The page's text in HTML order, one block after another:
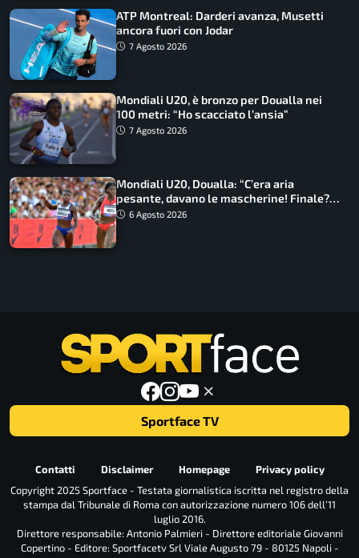
ATP Montreal: Darderi avanza, Musetti
ancora fuori con Jodar
7 Agosto 2026
Mondiali U20, è bronzo per Doualla nei
100 metri: “Ho scacciato l’ansia”
7 Agosto 2026
Mondiali U20, Doualla: “C’era aria
pesante, davano le mascherine! Finale?
Non ho nulla da perdere”
6 Agosto 2026
Sportface TV
Contatti Disclaimer Homepage
Privacy policy
Copyright 2025 Sportface - Testata giornalistica iscritta nel registro della
stampa dal Tribunale di Roma con autorizzazione numero 106 dell’11
luglio 2016.
Direttore responsabile: Antonio Palmieri - Direttore editoriale Giovanni
Copertino - Editore: Sportfacetv Srl Viale Augusto 79 - 80125 Napoli -